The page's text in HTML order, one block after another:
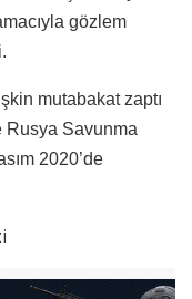
gözlem
mutabakat zaptı
Rusya Savunma
2020’de